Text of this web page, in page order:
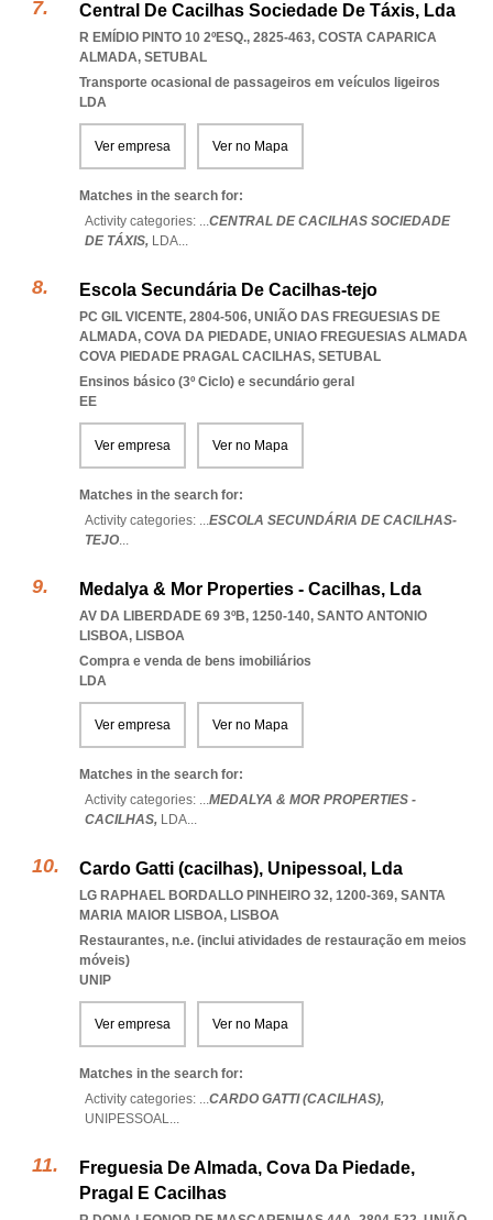
Central De Cacilhas Sociedade De Táxis, Lda
R EMÍDIO PINTO 10 2ºESQ., 2825-463, COSTA CAPARICA
ALMADA, SETUBAL
Transporte ocasional de passageiros em veículos ligeiros
LDA
Ver empresa Ver no Mapa
Matches in the search for:
Activity categories: ...CENTRAL DE CACILHAS SOCIEDADE
DE TÁXIS, LDA...
Escola Secundária De Cacilhas-tejo
PC GIL VICENTE, 2804-506, UNIÃO DAS FREGUESIAS DE
ALMADA, COVA DA PIEDADE, UNIAO FREGUESIAS ALMADA
COVA PIEDADE PRAGAL CACILHAS, SETUBAL
Ensinos básico (3º Ciclo) e secundário geral
EE
Ver empresa Ver no Mapa
Matches in the search for:
Activity categories: ...ESCOLA SECUNDÁRIA DE CACILHAS-
TEJO...
Medalya & Mor Properties - Cacilhas, Lda
AV DA LIBERDADE 69 3ºB, 1250-140, SANTO ANTONIO
LISBOA, LISBOA
Compra e venda de bens imobiliários
LDA
Ver empresa Ver no Mapa
Matches in the search for:
Activity categories: ...MEDALYA & MOR PROPERTIES -
CACILHAS, LDA...
Cardo Gatti (cacilhas), Unipessoal, Lda
LG RAPHAEL BORDALLO PINHEIRO 32, 1200-369, SANTA
MARIA MAIOR LISBOA, LISBOA
Restaurantes, n.e. (inclui atividades de restauração em meios
móveis)
UNIP
Ver empresa Ver no Mapa
Matches in the search for:
Activity categories: ...CARDO GATTI (CACILHAS),
UNIPESSOAL...
Freguesia De Almada, Cova Da Piedade,
Pragal E Cacilhas